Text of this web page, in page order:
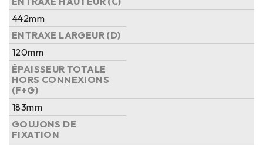
442mm
ENTRAXE LARGEUR (D)
120mm
ÉPAISSEUR TOTALE
HORS CONNEXIONS
(F+G)
183mm
GOUJONS DE
FIXATION